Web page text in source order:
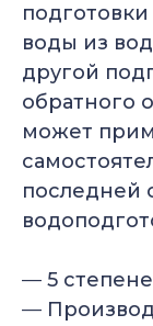
воды из
другой
обратного
может
последней
— 5
—